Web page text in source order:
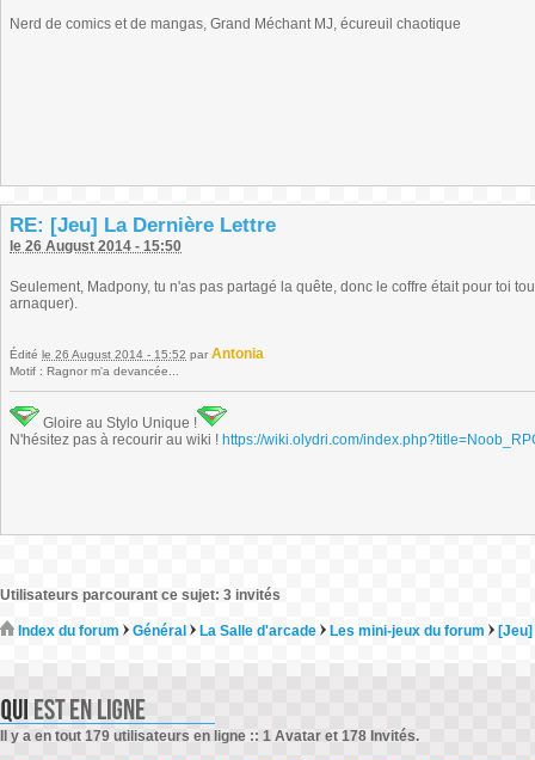
Nerd de comics et de mangas, Grand Méchant MJ, écureuil chaotique
RE: [Jeu] La Dernière Lettre
le 26 August 2014 - 15:50
Seulement, Madpony, tu n'as pas partagé la quête, donc le coffre était pour toi
arnaquer).
Édité le 26 August 2014 - 15:52 par Antonia
Motif : Ragnor m'a devancée...
Gloire au Stylo Unique !
N'hésitez pas à recourir au wiki ! https://wiki.olydri.com/
Utilisateurs parcourant ce sujet: 3 invités
Index du forum Général La Salle d'arcade Les mini-jeux du forum
Il y a en tout 179 utilisateurs en ligne :: 1 Avatar et 178 Invités.